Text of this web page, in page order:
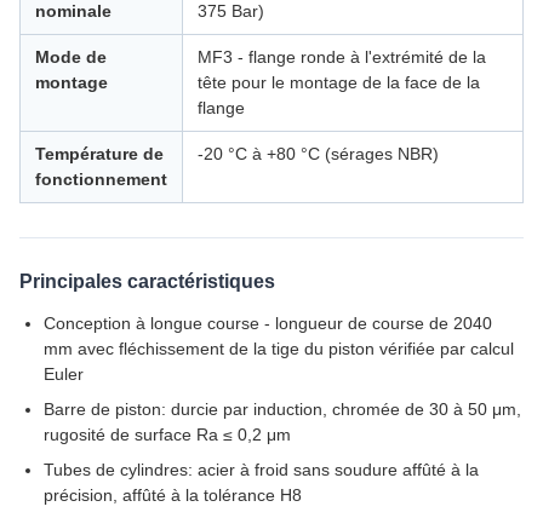
nominale
375 Bar)
Mode de
montage
MF3 - flange ronde à l'extrémité de la
tête pour le montage de la face de la
flange
Température de
fonctionnement
-20 °C à +80 °C (sérages NBR)
Principales caractéristiques
Conception à longue course - longueur de course de 2040
mm avec fléchissement de la tige du piston vérifiée par calcul
Euler
Barre de piston: durcie par induction, chromée de 30 à 50 μm,
rugosité de surface Ra ≤ 0,2 μm
Tubes de cylindres: acier à froid sans soudure affûté à la
précision, affûté à la tolérance H8